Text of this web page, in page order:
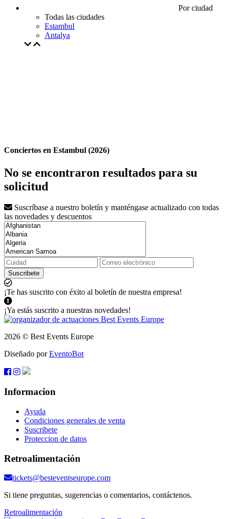
Por ciudad
Todas las ciudades
Estambul
Antalya
Conciertos en Estambul (2026)
No se encontraron resultados para su
solicitud
Suscríbase a nuestro boletín y manténgase actualizado con todas
las novedades y descuentos
Suscribete
¡Te has suscrito con éxito al boletín de nuestra empresa!
¡Ya estás suscrito a nuestras novedades!
2026 © Best Events Europe
Diseñado porEventoBot
Informacion
Ayuda
Condiciones generales de venta
Suscribete
Proteccion de datos
Retroalimentación
tickets@besteventseurope.com
Si tiene preguntas, sugerencias o comentarios, contáctenos.
Retroalimentación